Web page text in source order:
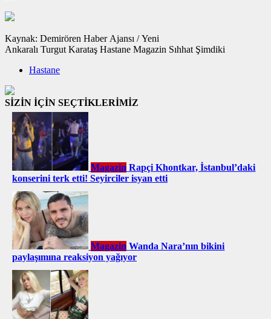
Kaynak: Demirören Haber Ajansı / Yeni
Ankaralı Turgut Karataş Hastane Magazin Sıhhat Şimdiki
Hastane
SİZİN İÇİN SEÇTİKLERİMİZ
Magazin Rapçi Khontkar, İstanbul’daki
konserini terk etti! Seyirciler isyan etti
Magazin Wanda Nara’nın bikini
paylaşımına reaksiyon yağıyor